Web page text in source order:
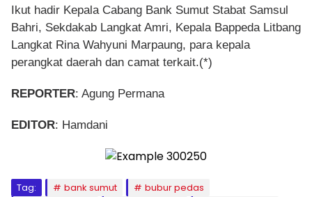
Ikut hadir Kepala Cabang Bank Sumut Stabat Samsul
Bahri, Sekdakab Langkat Amri, Kepala Bappeda Litbang
Langkat Rina Wahyuni Marpaung, para kepala
perangkat daerah dan camat terkait.(*)
REPORTER: Agung Permana
EDITOR: Hamdani
Tag: bank sumut
bubur pedas